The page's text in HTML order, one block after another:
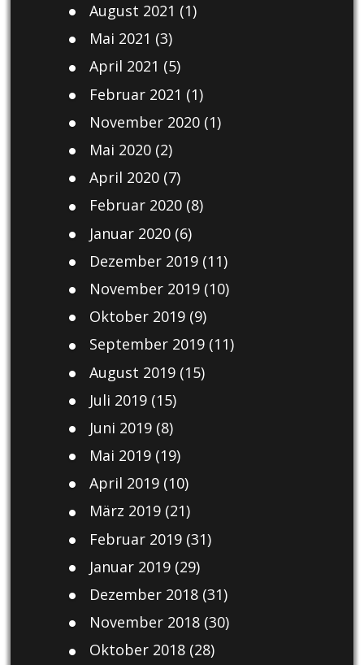
August 2021 (1)
Mai 2021 (3)
April 2021 (5)
Februar 2021 (1)
November 2020(1)
Mai 2020(2)
April 2020(7)
Februar 2020(8)
Januar 2020(6)
Dezember 2019(11)
November 2019(10)
Oktober 2019(9)
September 2019(11)
August 2019(15)
Juli 2019(15)
Juni 2019(8)
Mai 2019(19)
April 2019(10)
März 2019(21)
Februar 2019(31)
Januar 2019(29)
Dezember 2018(31)
November 2018(30)
Oktober 2018(28)